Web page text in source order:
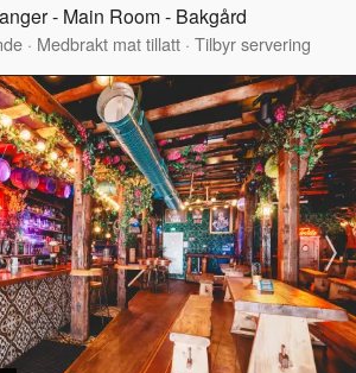
- Main Room - Bakgård
· Medbrakt mat tillatt · Tilbyr servering